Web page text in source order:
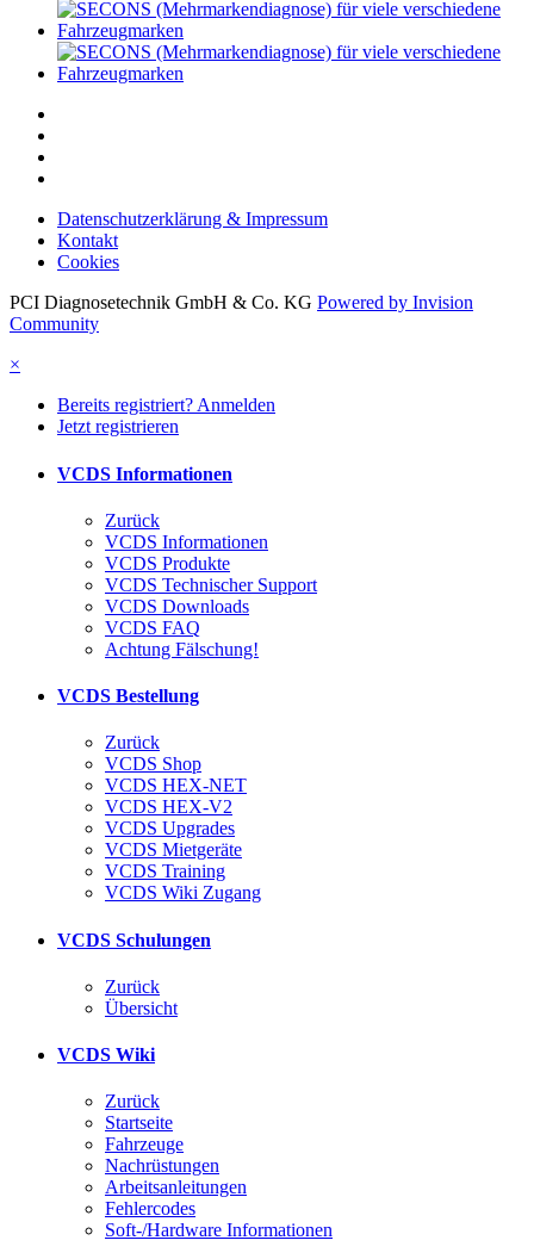
Datenschutzerklärung & Impressum
Kontakt
Cookies
PCI Diagnosetechnik GmbH & Co. KG Powered by Invision
Community
×
Bereits registriert? Anmelden
Jetzt registrieren
VCDS Informationen
Zurück
VCDS Informationen
VCDS Produkte
VCDS Technischer Support
VCDS Downloads
VCDS FAQ
Achtung Fälschung!
VCDS Bestellung
Zurück
VCDS Shop
VCDS HEX-NET
VCDS HEX-V2
VCDS Upgrades
VCDS Mietgeräte
VCDS Training
VCDS Wiki Zugang
VCDS Schulungen
Zurück
Übersicht
VCDS Wiki
Zurück
Startseite
Fahrzeuge
Nachrüstungen
Arbeitsanleitungen
Fehlercodes
Soft-/Hardware Informationen